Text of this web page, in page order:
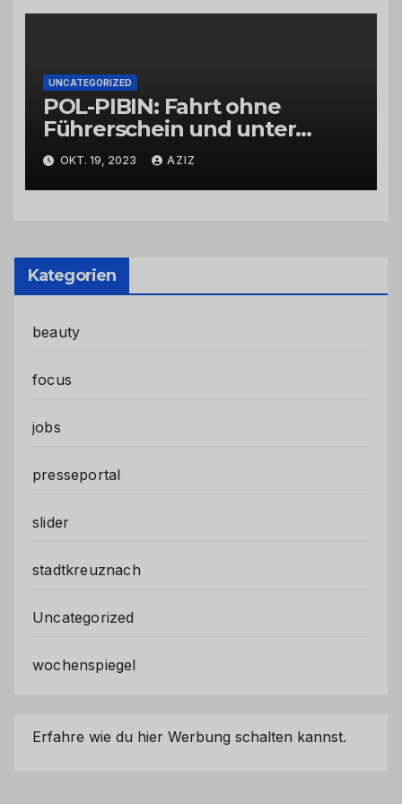
UNCATEGORIZED
POL-PIBIN: Fahrt ohne
Führerschein und unter
Einfluss von Drogen
OKT. 19, 2023 AZIZ
Kategorien
beauty
focus
jobs
presseportal
slider
stadtkreuznach
Uncategorized
wochenspiegel
Erfahre wie du hier Werbung schalten kannst.